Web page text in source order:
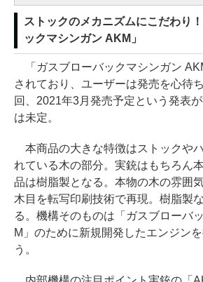
ストックのメカニズムにこだわり
ックマシンガン AKM」
「ガスブローバックマシンガン
されており、ユーザーは発売を心待
回、2021年3月発売予定という発表
は未定。
本商品の大きな特徴はストックや
れている木の部分。実銃はもちろん
品は樹脂製となる。本物の木の雰囲
木目を転写印刷技術で再現。樹脂製
る。機構そのものは「ガスブローバ
M」のために新規開発したエンジン
う。